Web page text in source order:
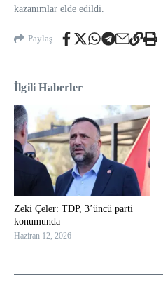
kazanımlar elde edildi.
Paylaş
İlgili Haberler
Zeki Çeler: TDP, 3’üncü parti
konumunda
Haziran 12, 2026